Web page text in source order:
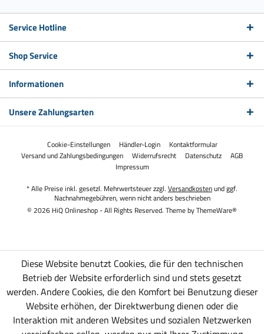
Service Hotline
Shop Service
Informationen
Unsere Zahlungsarten
Cookie-Einstellungen Händler-Login
Kontaktformular
Versand und Zahlungsbedingungen
Widerrufsrecht Datenschutz
AGB
Impressum
* Alle Preise inkl. gesetzl. Mehrwertsteuer zzgl. Versandkostenund ggf.
Nachnahmegebühren, wenn nicht anders beschrieben
© 2026 HiQ Onlineshop - All Rights Reserved. Theme byThemeWare®
Diese Website benutzt Cookies, die für den technischen
Betrieb der Website erforderlich sind und stets gesetzt
werden. Andere Cookies, die den Komfort bei Benutzung dieser
Website erhöhen, der Direktwerbung dienen oder die
Interaktion mit anderen Websites und sozialen Netzwerken